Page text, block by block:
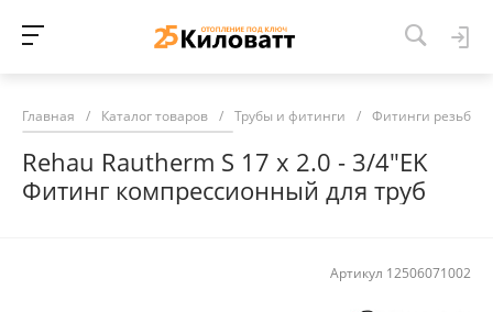
Главная / Каталог товаров / Трубы и фитинги / Фитинги
Rehau Rautherm S 17 х 2.0 - 3/4"EK
Фитинг компрессионный для труб
Артикул 12506071002